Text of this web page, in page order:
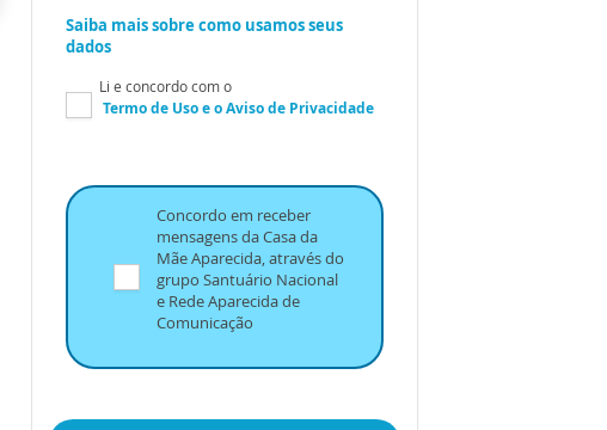
Saiba mais sobre como usamos seus
dados
Li e concordo com o
Termo de Usoe oAviso de Privacidade
Concordo em receber
mensagens da Casa da
Mãe Aparecida, através do
grupo Santuário Nacional
e Rede Aparecida de
Comunicação